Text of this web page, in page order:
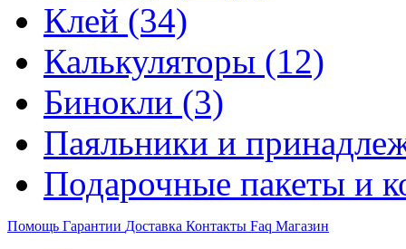
Клей (34)
Калькуляторы (12)
Бинокли (3)
Паяльники и
Подарочные пакеты и
Помощь Гарантии Доставка Контакты Faq Магазин